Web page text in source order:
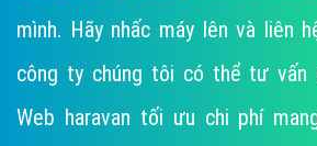
mình. Hãy nhấc máy lên và liên
công ty chúng tôi có thể tư vấn
Web haravan tối ưu chi phí